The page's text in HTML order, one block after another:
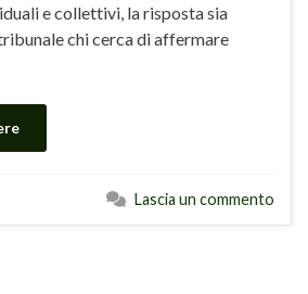
e collettivi, la risposta sia
chi cerca di affermare
Lascia un commento